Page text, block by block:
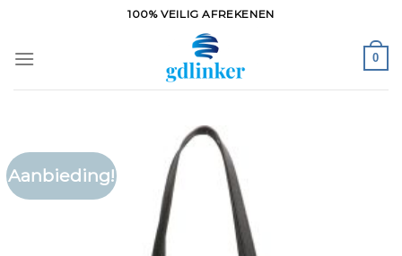
inhoud
100% VEILIG AFREKENEN
0
Aanbieding!